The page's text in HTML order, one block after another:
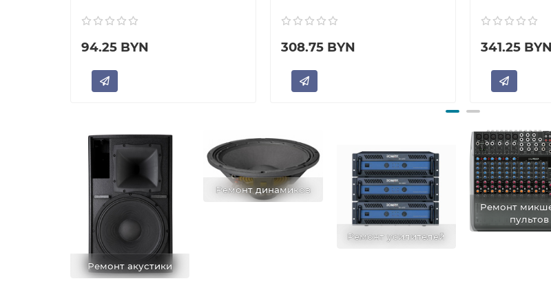
94.25 BYN 308.75 BYN 341.25 BYN
Ремонт акустики
Ремонт динамиков
Ремонт усилителей
Ремонт
пультов